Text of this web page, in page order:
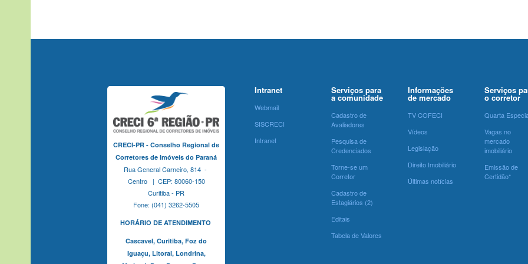
CRECI-PR - Conselho Regional de
Corretores de Imóveis do Paraná
Rua General Carneiro, 814 -
Centro | CEP: 80060-150
Curitiba - PR
Fone: (041) 3262-5505
HORÁRIO DE ATENDIMENTO
Cascavel, Curitiba, Foz do
Iguaçu, Litoral, Londrina,
Intranet
Webmail
SISCRECI
Intranet
Serviços para
a comunidade
Cadastro de
Avaliadores
Pesquisa de
Credenciados
Torne-se um
Corretor
Cadastro de
Estagiários (2)
Editais
Tabela de Valores
Informações
de mercado
TV COFECI
Vídeos
Legislação
Direito Imobiliário
Últimas notícias
Serviços
o corretor
Quarta
Vagas no
mercado
imobiliário
Emissão de
Certidão*